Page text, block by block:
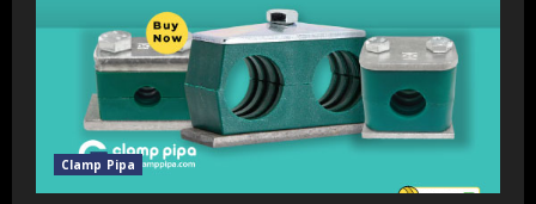
Clamp Pipa